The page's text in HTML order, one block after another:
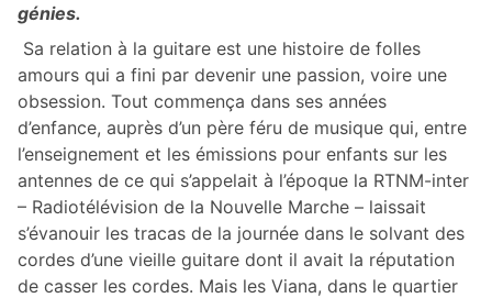
génies.
Sa relation à la guitare est une histoire de folles
amours qui a fini par devenir une passion, voire une
obsession. Tout commença dans ses années
d’enfance, auprès d’un père féru de musique qui, entre
l’enseignement et les émissions pour enfants sur les
antennes de ce qui s’appelait à l’époque la RTNM-inter
– Radiotélévision de la Nouvelle Marche – laissait
s’évanouir les tracas de la journée dans le solvant des
cordes d’une vieille guitare dont il avait la réputation
de casser les cordes. Mais les Viana, dans le quartier